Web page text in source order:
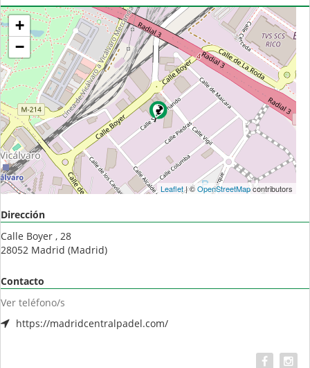
+
−
Leaflet| ©OpenStreetMapcontributors
Dirección
Calle Boyer , 28
28052 Madrid (Madrid)
Contacto
Ver teléfono/s
https://madridcentralpadel.com/